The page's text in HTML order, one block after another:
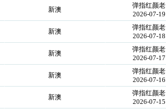
新澳
弹指红颜老
2026-07-19
新澳
弹指红颜老
2026-07-18
新澳
弹指红颜老
2026-07-17
新澳
弹指红颜老
2026-07-16
新澳
弹指红颜老
2026-07-15